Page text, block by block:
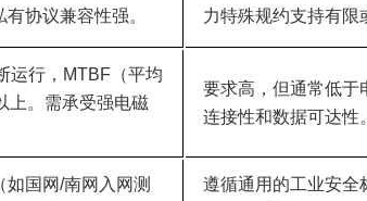
协议兼容性强。
力特殊规约支持有限
运行，MTBF（平均
上。需承受强电磁
要求高，但通常低于
连接性和数据可达性。
（如国网/南网入网测
遵循通用的工业安全